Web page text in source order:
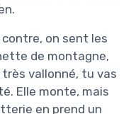
on sent les
de montagne,
vallonné, tu vas
Elle monte, mais
en prend un